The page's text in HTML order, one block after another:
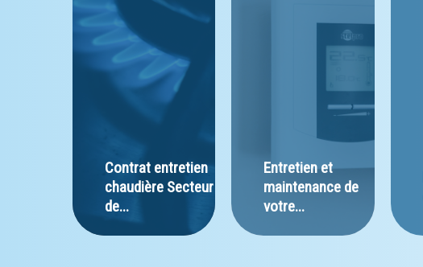
Contrat entretien
chaudière Secteur
de...
Entretien et
maintenance de
votre...